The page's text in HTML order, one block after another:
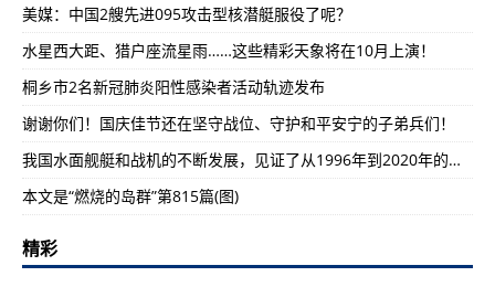
美媒：中国2艘先进095攻击型核潜艇服役了呢？
水星西大距、猎户座流星雨……这些精彩天象将在10月上演！
桐乡市2名新冠肺炎阳性感染者活动轨迹发布
谢谢你们！国庆佳节还在坚守战位、守护和平安宁的子弟兵们！
我国水面舰艇和战机的不断发展，见证了从1996年到2020年的巨大变化
本文是“燃烧的岛群”第815篇(图)
精彩